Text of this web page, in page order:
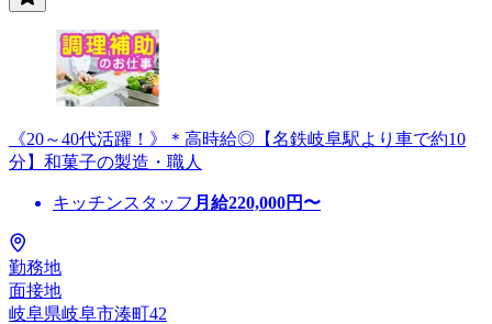
《20～40代活躍！》＊高時給◎【名鉄岐阜駅より車で約10
分】和菓子の製造・職人
キッチンスタッフ 月給220,000円〜
勤務地
面接地
岐阜県岐阜市湊町42